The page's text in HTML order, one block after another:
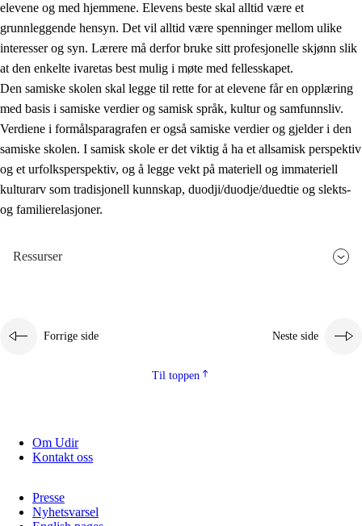
1.5 Respekt for naturen og miljøbevissthet
1.6 Demokrati og medvirkning
elevene og med hjemmene. Elevens beste skal alltid være et
grunnleggende hensyn. Det vil alltid være spenninger mellom ulike
interesser og syn. Lærere må derfor bruke sitt profesjonelle skjønn slik
at den enkelte ivaretas best mulig i møte med fellesskapet.
Den samiske skolen skal legge til rette for at elevene får en opplæring
med basis i samiske verdier og samisk språk, kultur og samfunnsliv.
Verdiene i formålsparagrafen er også samiske verdier og gjelder i den
samiske skolen. I samisk skole er det viktig å ha et allsamisk perspektiv
og et urfolksperspektiv, og å legge vekt på materiell og immateriell
kulturarv som tradisjonell kunnskap, duodji/duodje/duedtie og slekts-
og familierelasjoner.
Ressurser
Forrige side Neste side
Til toppen
Om Udir
Kontakt oss
Presse
Nyhetsvarsel